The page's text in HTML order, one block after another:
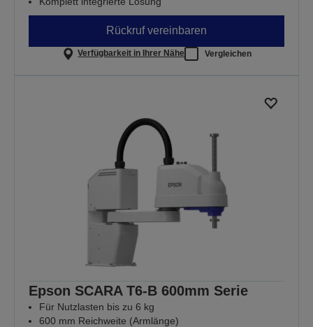
Rückruf vereinbaren
Verfügbarkeit in Ihrer Nähe Vergleichen
Epson SCARA T6-B 600mm Serie
Für Nutzlasten bis zu 6 kg
600 mm Reichweite (Armlänge)